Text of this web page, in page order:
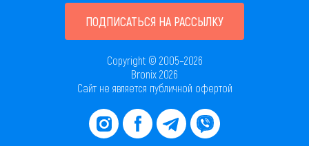
ПОДПИСАТЬСЯ НА РАССЫЛКУ
Copyright © 2005–2026
Bronix 2026
Сайт не является публичной офертой